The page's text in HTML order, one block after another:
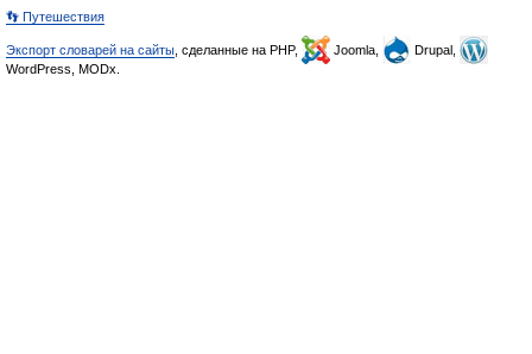
👣 Путешествия
Экспорт словарей на сайты , сделанные на PHP, Joomla,
Drupal,
WordPress, MODx.